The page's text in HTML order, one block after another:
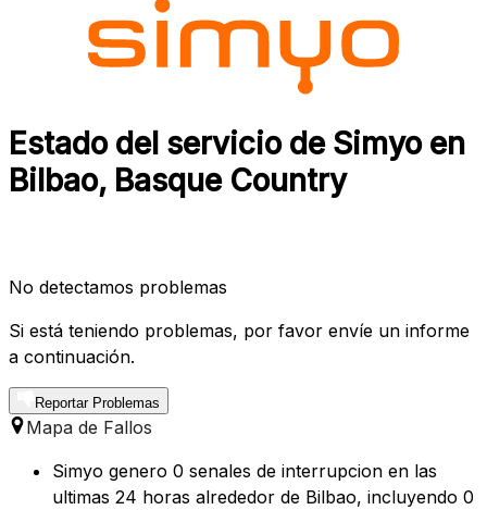
Estado del servicio de Simyo en
Bilbao, Basque Country
No detectamos problemas
Si está teniendo problemas, por favor envíe un informe
a continuación.
Reportar Problemas
Mapa de Fallos
Simyo genero 0 senales de interrupcion en las
ultimas 24 horas alrededor de Bilbao, incluyendo 0